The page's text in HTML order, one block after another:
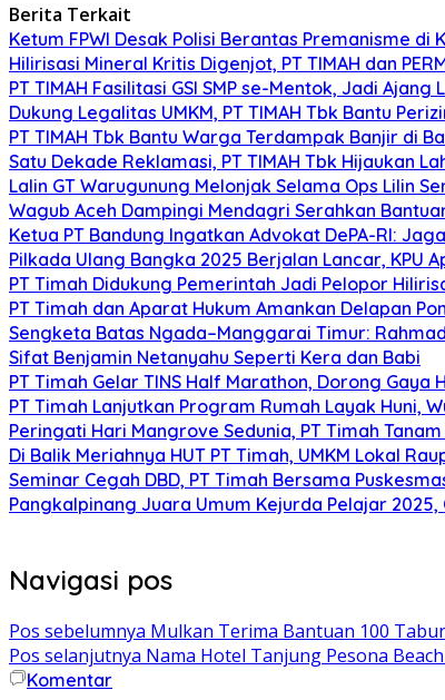
Berita Terkait
Ketum FPWI Desak Polisi Berantas Premanisme di
Hilirisasi Mineral Kritis Digenjot, PT TIMAH dan
PT TIMAH Fasilitasi GSI SMP se-Mentok, Jadi
Dukung Legalitas UMKM, PT TIMAH Tbk Bantu
PT TIMAH Tbk Bantu Warga Terdampak Banjir di
Satu Dekade Reklamasi, PT TIMAH Tbk Hijaukan
Lalin GT Warugunung Melonjak Selama Ops Lilin
Wagub Aceh Dampingi Mendagri Serahkan
Ketua PT Bandung Ingatkan Advokat DePA-RI:
Pilkada Ulang Bangka 2025 Berjalan Lancar, KPU
PT Timah Didukung Pemerintah Jadi Pelopor
PT Timah dan Aparat Hukum Amankan Delapan
Sengketa Batas Ngada–Manggarai Timur:
Sifat Benjamin Netanyahu Seperti Kera dan Babi
PT Timah Gelar TINS Half Marathon, Dorong Gaya
PT Timah Lanjutkan Program Rumah Layak Huni,
Peringati Hari Mangrove Sedunia, PT Timah
Di Balik Meriahnya HUT PT Timah, UMKM Lokal
Seminar Cegah DBD, PT Timah Bersama
Pangkalpinang Juara Umum Kejurda Pelajar 2025,
Navigasi pos
Pos sebelumnya Mulkan Terima Bantuan 100
Pos selanjutnya Nama Hotel Tanjung Pesona
Komentar